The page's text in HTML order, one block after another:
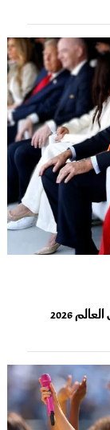
الملكة ليتيزيا تخطف الأضواء في نهائي كأس العالم 2026